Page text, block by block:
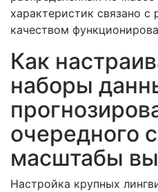
характеристик связано
качеством
Как
наборы
очередного
масштабы
Настройка крупных